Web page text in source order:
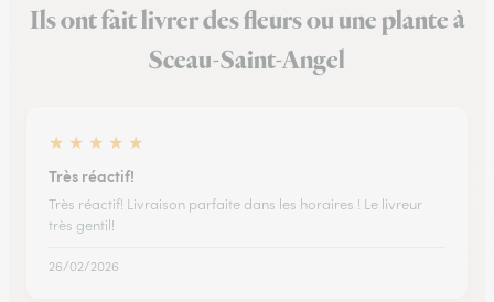
Ils ont fait livrer des fleurs ou une plante à
Sceau-Saint-Angel
★ ★ ★ ★ ★
Très réactif!
Très réactif! Livraison parfaite dans les horaires ! Le livreur
très gentil!
26/02/2026